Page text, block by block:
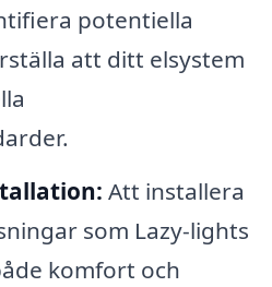
potentiella
att ditt elsystem
Att installera
som Lazy-lights
komfort och